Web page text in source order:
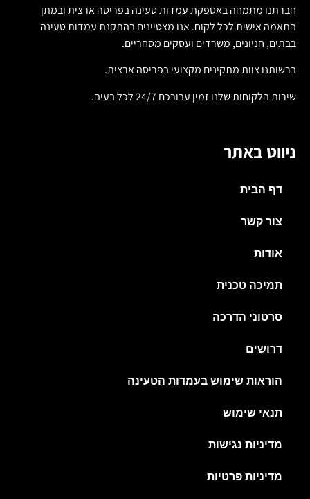
חברתנו מתמחה באספקת עמדות טעינה בפריסה ארצית ובמתן
התאמה אישית לכל לקוח. אנו מצטיינים בהתקנת עמדות טעינה
בבתים, חניונים, משרדים ועסקים מסחריים.
ברשותנו צוות מתקינים מקצועי בפריסה ארצית.
שירות הלקוחות שלנו זמין עבורכם 24/7 לכל בעיה.
ניווט באתר
דף הבית
צור קשר
אודות
תמיכה טכנית
סרטוני הדרכה
דרושים
הוראות שימוש בעמדות הטעינה
תנאי שימוש
מדיניות נגישות
מדיניות פרטיות